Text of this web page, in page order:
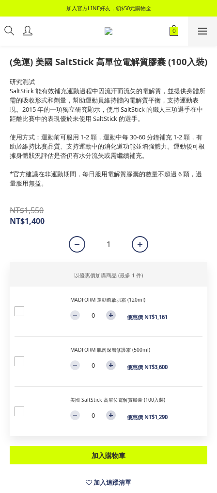
📦 領$100元購物金，立刻加入會員，消費滿2000元即享免運優惠！📦
加入官方LINE好友，領$50元購物金
📦 領$100元購物金，立刻加入會員，消費滿2000元即享免運優惠！📦
(免運) 美國 SaltStick 高單位電解質膠囊 (100入裝)
研究測試｜
SaltStick 能有效補充運動過程中因流汗而流失的電解質，並提供身體所
需的吸收形式和劑量，幫助運動員維持體內電解質平衡，支持運動表
現。2015 年的一項獨立研究顯示，使用 SaltStick 的鐵人三項選手在中
距離比賽中的表現優於未使用 SaltStick 的選手。
使用方式：運動前可服用 1-2 顆，運動中每 30-60 分鐘補充 1-2 顆，有
助於維持比賽品質、支持運動中的消化道功能並增強體力。運動後可根
據身體狀況評估是否仍有水分流失或需繼續補充。
*官方建議在非運動期間，每日服用電解質膠囊的數量不超過 6 顆，過
量服用無益。
NT$1,550
NT$1,400
以優惠價加購商品 (最多 1 件)
MADFORM 運動前啟肌霜 (120ml)
優惠價 NT$1,161
MADFORM 肌肉深層修護霜 (500ml)
優惠價 NT$3,600
美國 SaltStick 高單位電解質膠囊 (100入裝)
優惠價 NT$1,290
加入購物車
加入追蹤清單